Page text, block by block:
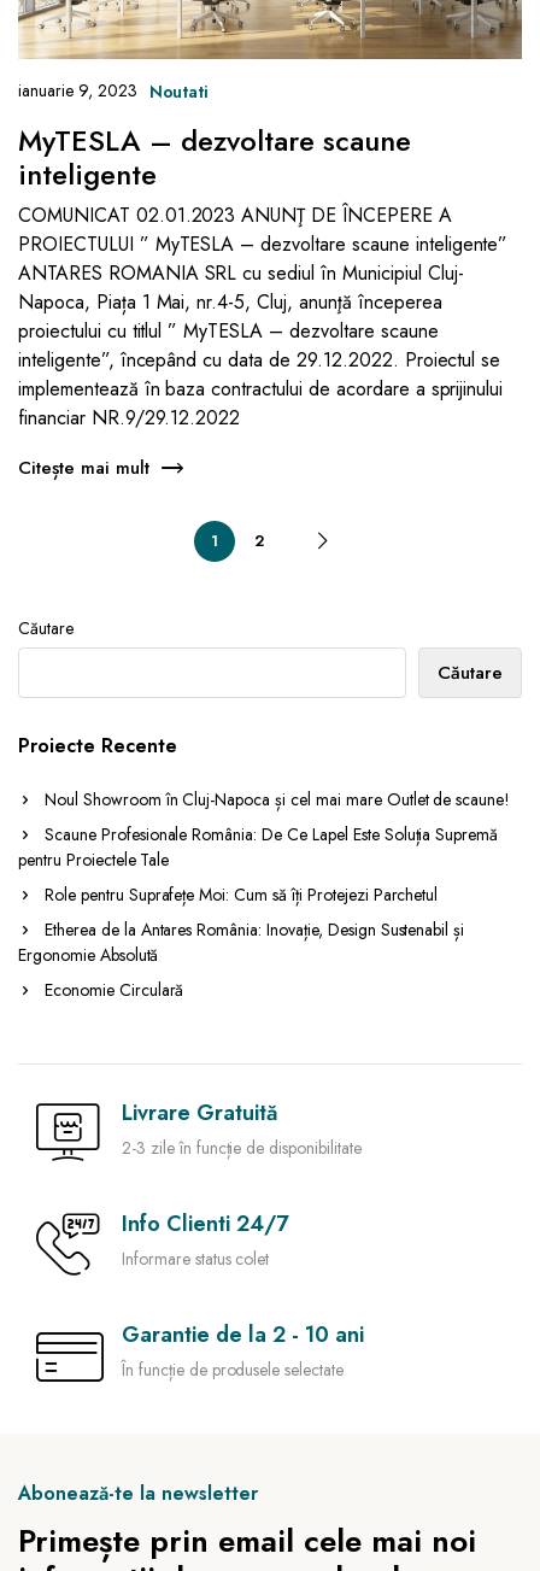
ianuarie 9, 2023 Noutati
MyTESLA – dezvoltare scaune
inteligente
COMUNICAT 02.01.2023 ANUNŢ DE ÎNCEPERE A
PROIECTULUI ” MyTESLA – dezvoltare scaune inteligente”
ANTARES ROMANIA SRL cu sediul în Municipiul Cluj-
Napoca, Piața 1 Mai, nr.4-5, Cluj, anunţă începerea
proiectului cu titlul ” MyTESLA – dezvoltare scaune
inteligente”, începând cu data de 29.12.2022. Proiectul se
implementează în baza contractului de acordare a sprijinului
financiar NR.9/29.12.2022
Citește mai mult
1 2
Căutare
Căutare
Proiecte Recente
Noul Showroom în Cluj-Napoca și cel mai mare Outlet de scaune!
Scaune Profesionale România: De Ce Lapel Este Soluția Supremă
pentru Proiectele Tale
Role pentru Suprafețe Moi: Cum să îți Protejezi Parchetul
Etherea de la Antares România: Inovație, Design Sustenabil și
Ergonomie Absolută
Economie Circulară
Livrare Gratuită
2-3 zile în funcție de disponibilitate
Info Clienti 24/7
Informare status colet
Garantie de la 2 - 10 ani
În funcție de produsele selectate
Abonează-te la newsletter
Primește prin email cele mai noi